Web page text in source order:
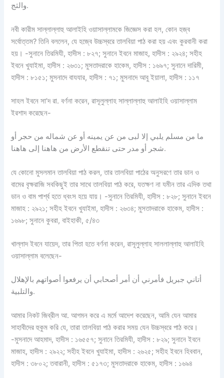
والثج.
নবী কারীম সাল্লাল্লাহু আলাইহি ওয়াসাল্লামকে জিজ্ঞেস করা হল, কোন হজ্ব
সর্বোত্তম? তিনি বললেন, যে হজ্বে উচ্চস্বরে তালবিয়া পাঠ করা হয় এবং কুরবানী করা
হয়। -সুনানে তিরমিযী, হাদীস : ৮২৭; সুনানে ইবনে মাজাহ, হাদীস : ২৯২৪; সহীহ
ইবনে খুযাইমা, হাদীস : ২৬৩১; মুসতাদরাকে হাকেম, হাদীস : ১৬৯৭; সুনানে দারিমী,
হাদীস : ৮১৫১; মুসনাদে বাযযার, হাদীস : ৭১; মুসনাদে আবু ইয়ালা, হাদীস : ১১৭
সাহল ইবনে সা’দ রা. বর্ণনা করেন, রাসূলুল্লাহ সাল্লাল্লাহু আলাইহি ওয়াসাল্লাম
ইরশাদ করেছেন-
ما من مسلم يلبي إلا لبى من عن يمينه أو عن شماله من حجر أو
شجر أو مدر حتى تنقطع الأرض من هاهنا إلى هاهنا.
যে কোনো মুসলমান তালবিয়া পাঠ করল, তার তালবিয়া পাঠের অনুসরণে তার ডান ও
বামের বৃক্ষরাজি সবকিছুই তার সাথে তালবিয়া পাঠ করে, যতক্ষণ না যমীন তার এদিক তথা
ডান ও বাম পার্শ্ব হতে ধ্বংস হয়ে যায়। -সুনানে তিরমিযী, হাদীস : ৮২৮; সুনানে ইবনে
মাজাহ : ২৯২১; সহীহ ইবনে খুযাইমা, হাদীস : ২৬৩৪; মুসতাদরাকে হাকেম, হাদীস :
১৬৯৮; সুনানে কুবরা, বাইহাকী, ৫/৪৩
খাল্লাদ ইবনে যায়েদ, তার পিতা হতে বর্ণনা করেন, রাসূলুল্লাহ সাললাল্লাহু আলাইহি
ওয়াসাল্লাম বলেছেন-
أتاني جبريل فأمرني أن أمر أصحابي أن يرفعوا أصواتهم بالإهلال
والتلبية.
আমার নিকট জিব্রীল আ. আগমন করে এ মর্মে আদেশ করেছেন, আমি যেন আমার
সাহাবীদের হুকুম করি যে, তারা তালবিয়া পাঠ করার সময় যেন উচ্চস্বরে পাঠ করে।
-মুসনাদে আহমাদ, হাদীস : ১৬৫৫৭; সুনানে তিরমিযী, হাদীস : ৮২৯; সুনানে ইবনে
মাজাহ, হাদীস : ২৯২২; সহীহ ইবনে খুযাইমা, হাদীস : ২৬২৫; সহীহ ইবনে হিববান,
হাদীস : ৩৮০২; তবারানী, হাদীস : ৫১৭৩; মুসতাদরাকে হাকেম, হাদীস : ১৬৯৪